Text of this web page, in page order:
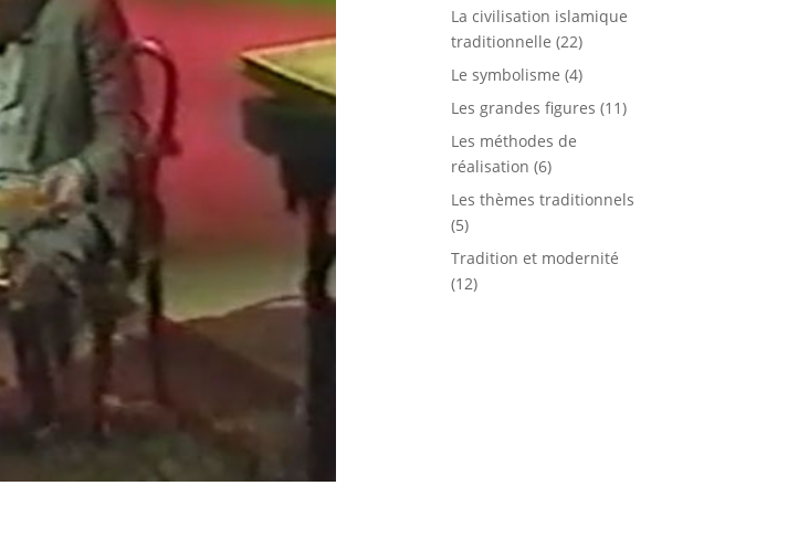
La civilisation islamique
traditionnelle (22)
Le symbolisme (4)
Les grandes figures (11)
Les méthodes de
réalisation (6)
Les thèmes traditionnels
(5)
Tradition et modernité
(12)